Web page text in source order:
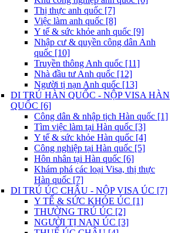
Thị thực anh quốc [7]
Việc làm anh quốc [8]
Y tế & sức khỏe anh quốc [9]
Nhập cư & quyền công dân Anh
quốc [10]
Truyền thông Anh quốc [11]
Nhà đầu tư Anh quốc [12]
Người tị nạn Anh quốc [13]
DI TRÚ HÀN QUỐC - NỘP VISA HÀN
QUỐC [6]
Công dân & nhập tịch Hàn quốc [1]
Tìm việc làm tại Hàn quốc [3]
Y tế & sức khỏe Hàn quốc [4]
Công nghiệp tại Hàn quốc [5]
Hôn nhân tại Hàn quốc [6]
Khám phá các loại Visa, thị thực
Hàn quốc [7]
DI TRÚ ÚC CHÂU - NỘP VISA ÚC [7]
Y TẾ & SỨC KHỎE ÚC [1]
THƯỜNG TRÚ ÚC [2]
NGƯỜI TỊ NẠN ÚC [3]